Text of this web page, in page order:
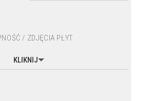
/ ZDJĘCIA PŁYT
KLIKNIJ